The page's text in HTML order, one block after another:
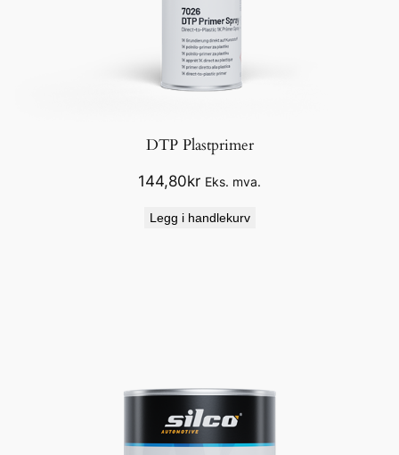
DTP Plastprimer
144,80kr Eks. mva.
Legg i handlekurv